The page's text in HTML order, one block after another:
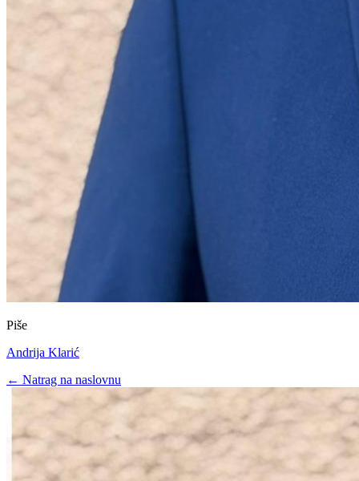
Piše
Andrija Klarić
← Natrag na naslovnu